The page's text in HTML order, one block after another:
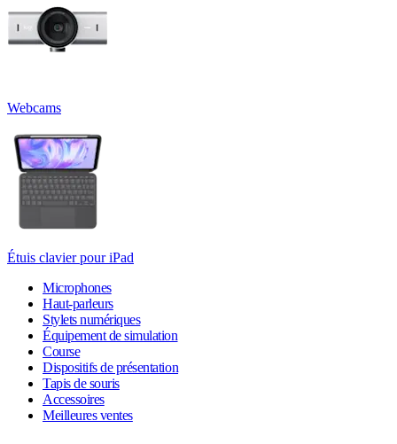
Webcams
Étuis clavier pour iPad
Microphones
Haut-parleurs
Stylets numériques
Équipement de simulation
Course
Dispositifs de présentation
Tapis de souris
Accessoires
Meilleures ventes